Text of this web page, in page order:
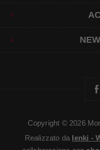
Copyright © 2026
Realizzato da Ienki -